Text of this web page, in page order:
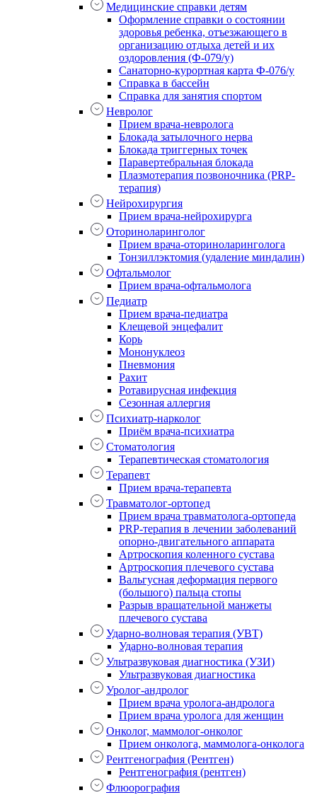
Медицинские справки детям
Оформление справки о состоянии
здоровья ребенка, отъезжающего в
организацию отдыха детей и их
оздоровления (Ф-079/у)
Санаторно-курортная карта Ф-076/у
Справка в бассейн
Справка для занятия спортом
Невролог
Прием врача-невролога
Блокада затылочного нерва
Блокада триггерных точек
Паравертебральная блокада
Плазмотерапия позвоночника (PRP-
терапия)
Нейрохирургия
Прием врача-нейрохирурга
Оториноларинголог
Прием врача-оториноларинголога
Тонзиллэктомия (удаление миндалин)
Офтальмолог
Прием врача-офтальмолога
Педиатр
Прием врача-педиатра
Клещевой энцефалит
Корь
Мононуклеоз
Пневмония
Рахит
Ротавирусная инфекция
Сезонная аллергия
Психиатр-нарколог
Приём врача-психиатра
Стоматология
Терапевтическая стоматология
Терапевт
Прием врача-терапевта
Травматолог-ортопед
Прием врача травматолога-ортопеда
PRP-терапия в лечении заболеваний
опорно-двигательного аппарата
Артроскопия коленного сустава
Артроскопия плечевого сустава
Вальгусная деформация первого
(большого) пальца стопы
Разрыв вращательной манжеты
плечевого сустава
Ударно-волновая терапия (УВТ)
Ударно-волновая терапия
Ультразвуковая диагностика (УЗИ)
Ультразвуковая диагностика
Уролог-андролог
Прием врача уролога-андролога
Прием врача уролога для женщин
Онколог, маммолог-онколог
Прием онколога, маммолога-онколога
Рентгенография (Рентген)
Рентгенография (рентген)
Флюорография